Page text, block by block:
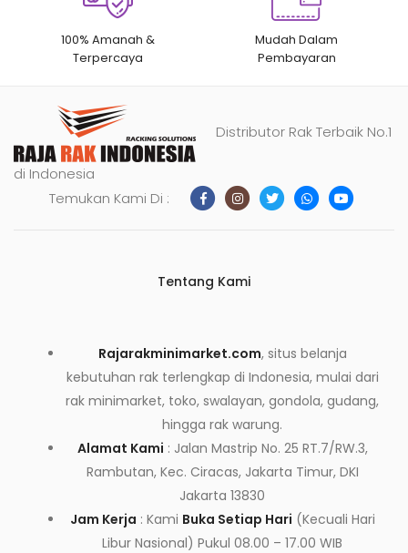
100% Amanah &
Terpercaya
Mudah Dalam
Pembayaran
Distributor Rak Terbaik No.1
di Indonesia
Temukan Kami Di :
Tentang Kami
Rajarakminimarket.com, situs belanja
kebutuhan rak terlengkap di Indonesia, mulai dari
rak minimarket, toko, swalayan, gondola, gudang,
hingga rak warung.
Alamat Kami : Jalan Mastrip No. 25 RT.7/RW.3,
Rambutan, Kec. Ciracas, Jakarta Timur, DKI
Jakarta 13830
Jam Kerja : Kami Buka Setiap Hari (Kecuali Hari
Libur Nasional) Pukul 08.00 – 17.00 WIB